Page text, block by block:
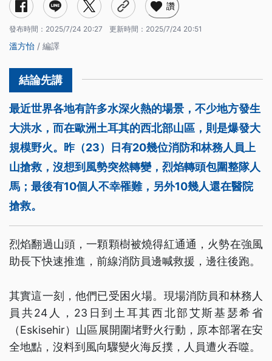
讚
發布時間： 2025/7/24 20:27 更新時間： 2025/7/24 20:51
溫方怡 / 編譯
最近世界各地有許多水深火熱的場景，不少地方發生
大洪水，而在歐洲土耳其的西北部山區，則是爆發大
規模野火。昨（23）日有20幾位消防和林務人員上
山搶救，沒想到風勢突然轉變，烈焰轉頭包圍整隊人
馬；最後有10個人不幸罹難，另外10幾人還在醫院
搶救。
烈焰翻過山頭，一顆顆樹被燒得紅通通，火勢在強風
助長下快速推進，前線消防員邊喊救援，邊往後跑。
其實這一刻，他們已受困火場。現場消防員和林務人
員共24人，23日到土耳其西北部艾斯基瑟希省
（Eskisehir）山區展開圍堵野火行動，原本部署在安
全地點，沒料到風向驟變火海反撲，人員遭火吞噬。